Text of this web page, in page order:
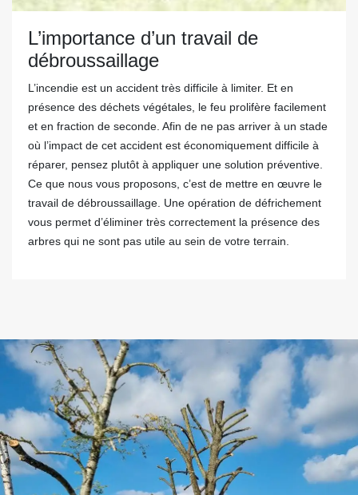
L’importance d’un travail de
débroussaillage
L’incendie est un accident très difficile à limiter. Et en
présence des déchets végétales, le feu prolifère facilement
et en fraction de seconde. Afin de ne pas arriver à un stade
où l’impact de cet accident est économiquement difficile à
réparer, pensez plutôt à appliquer une solution préventive.
Ce que nous vous proposons, c’est de mettre en œuvre le
travail de débroussaillage. Une opération de défrichement
vous permet d’éliminer très correctement la présence des
arbres qui ne sont pas utile au sein de votre terrain.